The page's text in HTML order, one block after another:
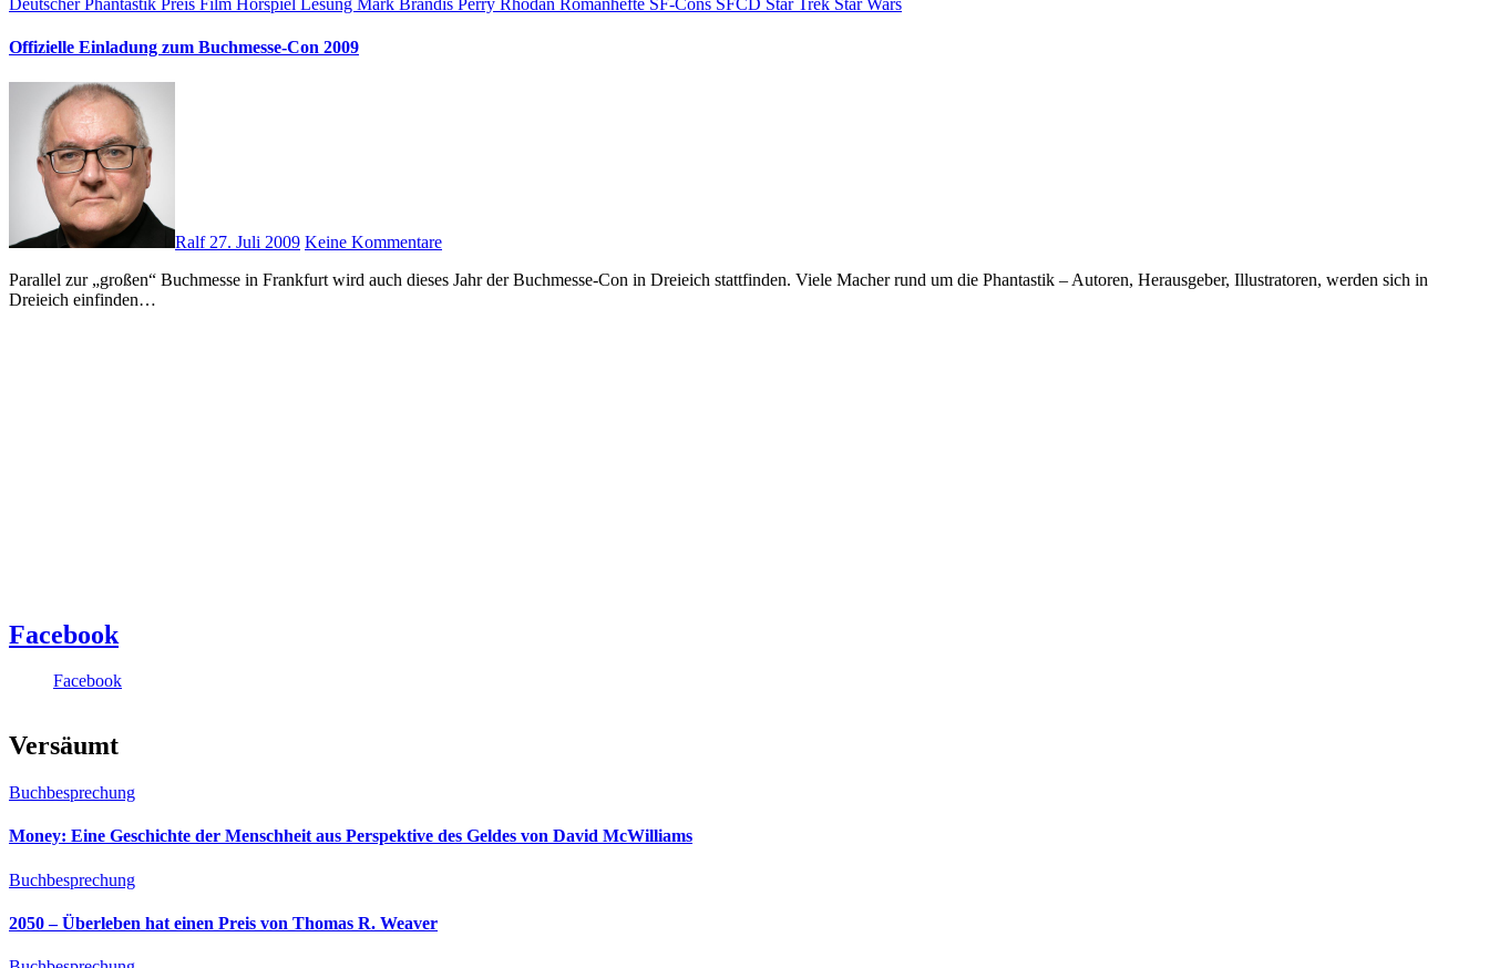
Deutscher Phantastik Preis Film Hörspiel Lesung Mark Brandis Perry Rhodan Romanhefte SF-Cons SFCD Star Trek Star Wars
Offizielle Einladung zum Buchmesse-Con 2009
Ralf 27. Juli 2009 Keine Kommentare
Parallel zur „großen“ Buchmesse in Frankfurt wird auch dieses Jahr der Buchmesse-Con in Dreieich stattfinden. Viele Macher rund um die Phantastik – Autoren, Herausgeber, Illustratoren, werden sich in
Dreieich einfinden…
Facebook
Facebook
Versäumt
Buchbesprechung
Money: Eine Geschichte der Menschheit aus Perspektive des Geldes von David McWilliams
Buchbesprechung
2050 – Überleben hat einen Preis von Thomas R. Weaver